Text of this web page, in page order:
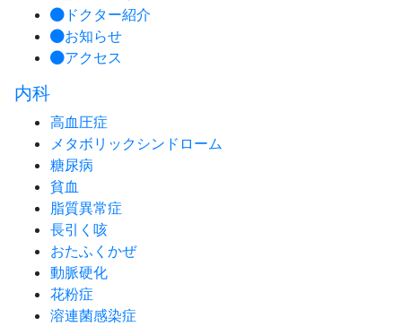
ドクター紹介
お知らせ
アクセス
内科
高血圧症
メタボリックシンドローム
糖尿病
貧血
脂質異常症
長引く咳
おたふくかぜ
動脈硬化
花粉症
溶連菌感染症